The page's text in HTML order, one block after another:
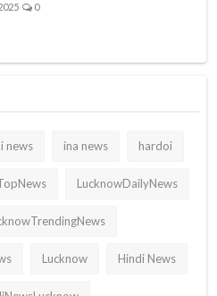
0
news ina news hardoi
LucknowDailyNews
Lucknow Hindi News